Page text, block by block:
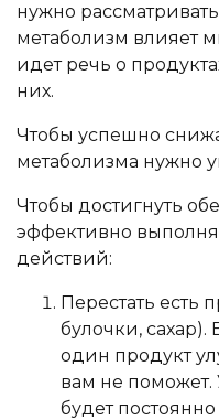
нужно
метаболизм влияет
идет речь о
них.
Чтобы успешно
метаболизма нужно
Чтобы достигнуть
эффективно
действий:
Перестать есть
булочки, сахар).
один продукт
вам не поможет.
будет